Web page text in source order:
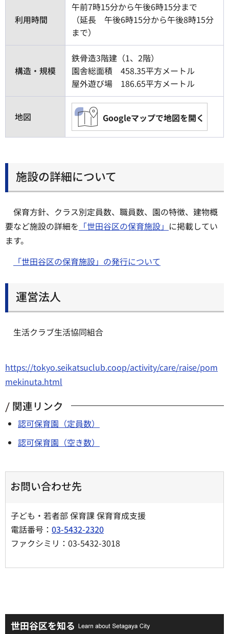
利用時間
午前7時15分から午後6時15分まで
（延長 午後6時15分から午後8時15分
まで）
構造・規模
鉄骨造3階建（1、2階）
園舎総面積 458.35平方メートル
屋外遊び場 186.65平方メートル
地図 Googleマップで地図を開く
施設の詳細について
保育方針、クラス別定員数、職員数、園の特徴、建物概
要など施設の詳細を 「世田谷区の保育施設」 に掲載してい
ます。
「世田谷区の保育施設」の発行について
運営法人
生活クラブ生活協同組合
https://tokyo.seikatsuclub.coop/activity/care/raise/pom
mekinuta.html
関連リンク
認可保育園（定員数）
認可保育園（空き数）
お問い合わせ先
子ども・若者部 保育課 保育育成支援
電話番号： 03-5432-2320
ファクシミリ：03-5432-3018
世田谷区を知る